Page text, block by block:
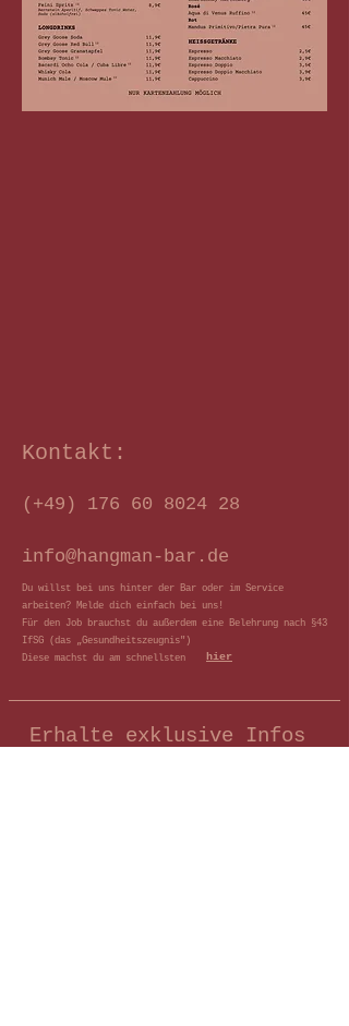
Kontakt:
(+49) 176 60 8024 28
info@hangman-bar.de
Du willst bei uns hinter der Bar oder im Service
arbeiten? Melde dich einfach bei uns!
Für den Job brauchst du außerdem eine Belehrung nach §43
IfSG (das „Gesundheitszeugnis")
Diese machst du am schnellsten
hier
Erhalte exklusive Infos